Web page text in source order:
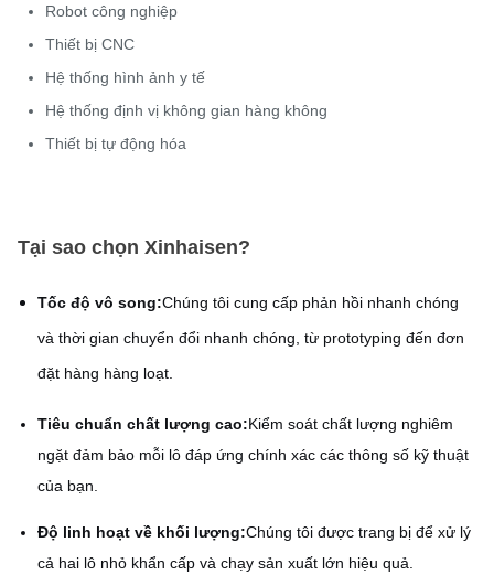
Robot công nghiệp
Thiết bị CNC
Hệ thống hình ảnh y tế
Hệ thống định vị không gian hàng không
Thiết bị tự động hóa
Tại sao chọn Xinhaisen?
Tốc độ vô song:Chúng tôi cung cấp phản hồi nhanh chóng
và thời gian chuyển đổi nhanh chóng, từ prototyping đến đơn
đặt hàng hàng loạt.
Tiêu chuẩn chất lượng cao:Kiểm soát chất lượng nghiêm
ngặt đảm bảo mỗi lô đáp ứng chính xác các thông số kỹ thuật
của bạn.
Độ linh hoạt về khối lượng:Chúng tôi được trang bị để xử lý
cả hai lô nhỏ khẩn cấp và chạy sản xuất lớn hiệu quả.